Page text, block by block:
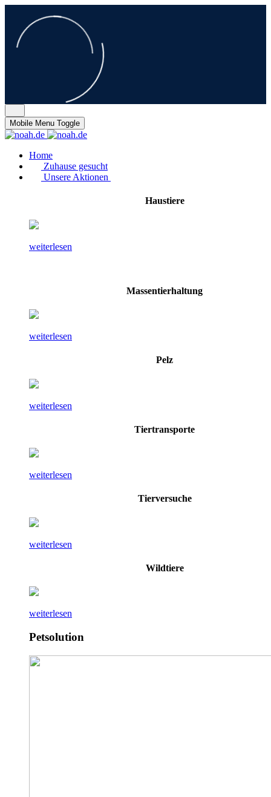
Mobile Menu Toggle
Home
Zuhause gesucht
Unsere Aktionen
Haustiere
weiterlesen
Massentierhaltung
weiterlesen
Pelz
weiterlesen
Tiertransporte
weiterlesen
Tierversuche
weiterlesen
Wildtiere
weiterlesen
Petsolution